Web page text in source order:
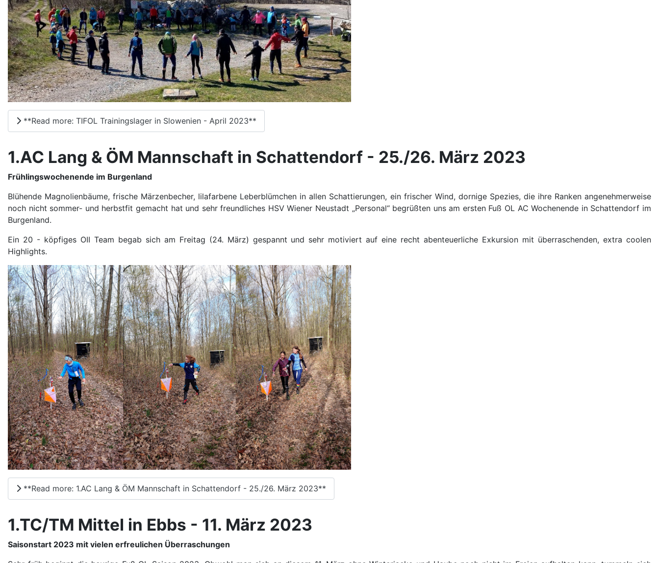
**Read more: TIFOL Trainingslager in Slowenien - April 2023**
1.AC Lang & ÖM Mannschaft in Schattendorf - 25./26. März 2023
Frühlingswochenende im Burgenland
Blühende Magnolienbäume, frische Märzenbecher, lilafarbene Leberblümchen in allen Schattierungen, ein frischer Wind, dornige Spezies, die ihre Ranken angenehmerweise
noch nicht sommer- und herbstfit gemacht hat und sehr freundliches HSV Wiener Neustadt „Personal“ begrüßten uns am ersten Fuß OL AC Wochenende in Schattendorf im
Burgenland.
Ein 20 - köpfiges OII Team begab sich am Freitag (24. März) gespannt und sehr motiviert auf eine recht abenteuerliche Exkursion mit überraschenden, extra coolen
Highlights.
**Read more: 1.AC Lang & ÖM Mannschaft in Schattendorf - 25./26. März 2023**
1.TC/TM Mittel in Ebbs - 11. März 2023
Saisonstart 2023 mit vielen erfreulichen Überraschungen